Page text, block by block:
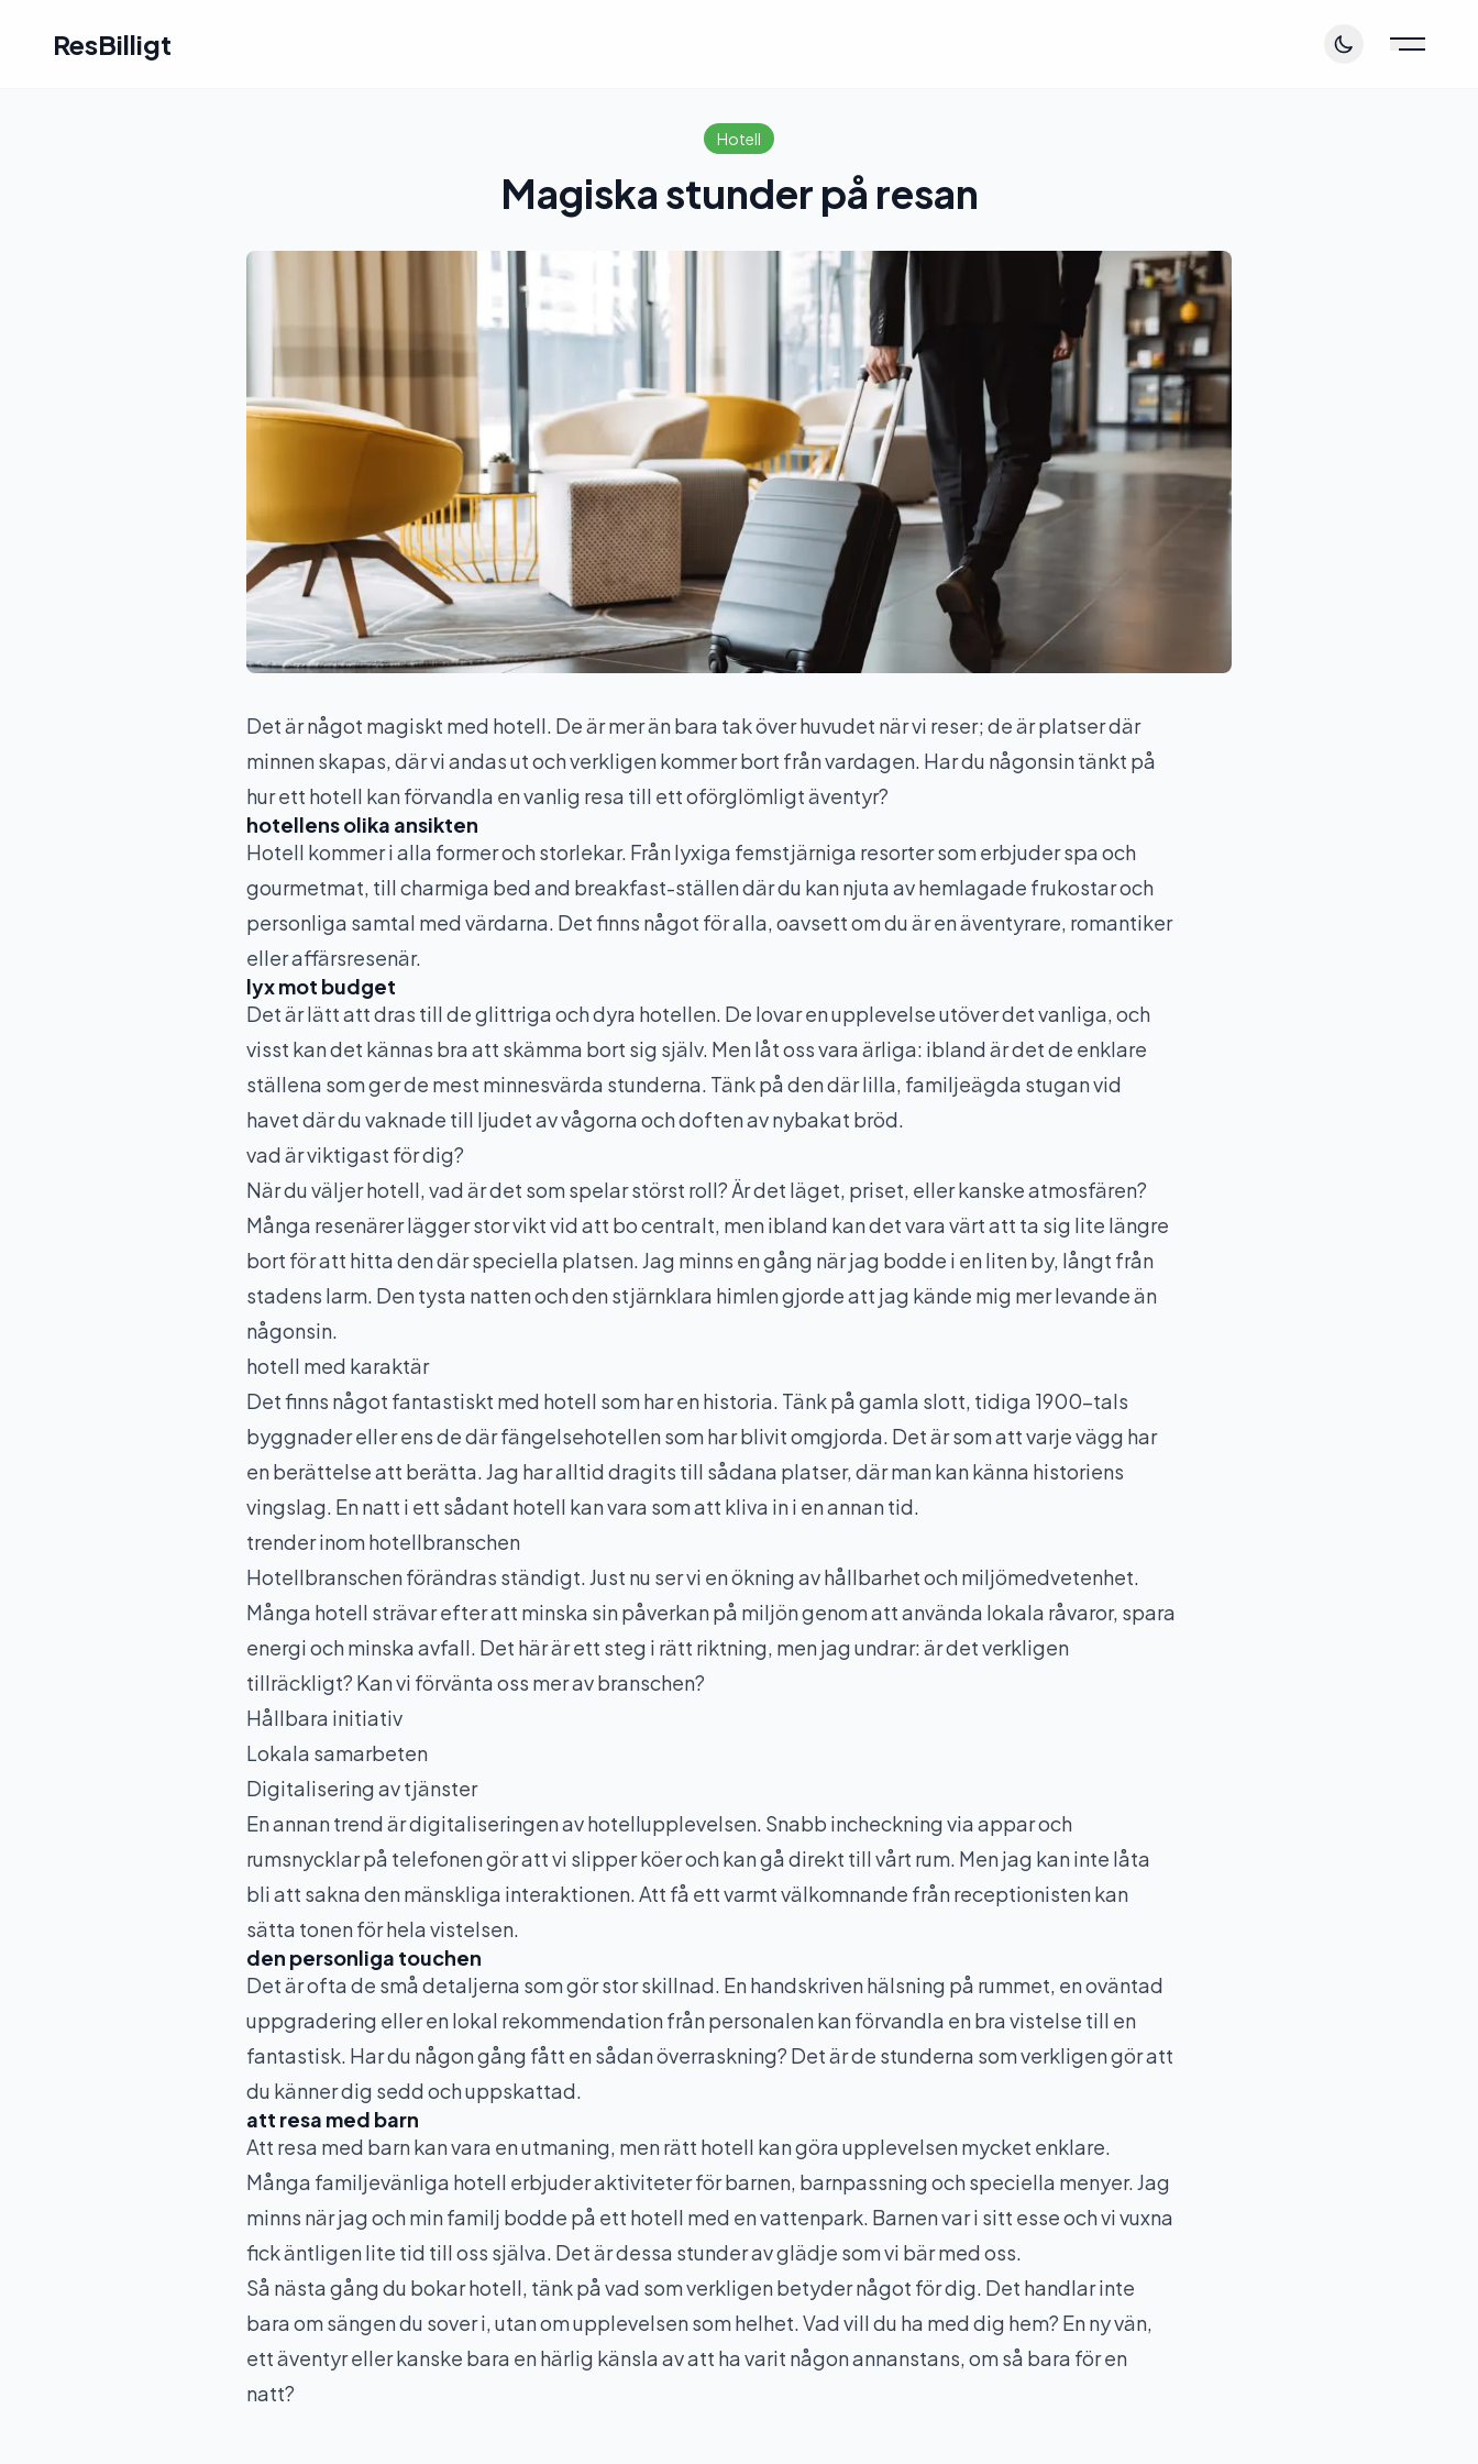
ResBilligt
Hotell
Magiska stunder på resan
Det är något magiskt med hotell. De är mer än bara tak över huvudet när vi reser; de är platser där
minnen skapas, där vi andas ut och verkligen kommer bort från vardagen. Har du någonsin tänkt på
hur ett hotell kan förvandla en vanlig resa till ett oförglömligt äventyr?
hotellens olika ansikten
Hotell kommer i alla former och storlekar. Från lyxiga femstjärniga resorter som erbjuder spa och
gourmetmat, till charmiga bed and breakfast-ställen där du kan njuta av hemlagade frukostar och
personliga samtal med värdarna. Det finns något för alla, oavsett om du är en äventyrare, romantiker
eller affärsresenär.
lyx mot budget
Det är lätt att dras till de glittriga och dyra hotellen. De lovar en upplevelse utöver det vanliga, och
visst kan det kännas bra att skämma bort sig själv. Men låt oss vara ärliga: ibland är det de enklare
ställena som ger de mest minnesvärda stunderna. Tänk på den där lilla, familjeägda stugan vid
havet där du vaknade till ljudet av vågorna och doften av nybakat bröd.
vad är viktigast för dig?
När du väljer hotell, vad är det som spelar störst roll? Är det läget, priset, eller kanske atmosfären?
Många resenärer lägger stor vikt vid att bo centralt, men ibland kan det vara värt att ta sig lite längre
bort för att hitta den där speciella platsen. Jag minns en gång när jag bodde i en liten by, långt från
stadens larm. Den tysta natten och den stjärnklara himlen gjorde att jag kände mig mer levande än
någonsin.
hotell med karaktär
Det finns något fantastiskt med hotell som har en historia. Tänk på gamla slott, tidiga 1900-tals
byggnader eller ens de där fängelsehotellen som har blivit omgjorda. Det är som att varje vägg har
en berättelse att berätta. Jag har alltid dragits till sådana platser, där man kan känna historiens
vingslag. En natt i ett sådant hotell kan vara som att kliva in i en annan tid.
trender inom hotellbranschen
Hotellbranschen förändras ständigt. Just nu ser vi en ökning av hållbarhet och miljömedvetenhet.
Många hotell strävar efter att minska sin påverkan på miljön genom att använda lokala råvaror, spara
energi och minska avfall. Det här är ett steg i rätt riktning, men jag undrar: är det verkligen
tillräckligt? Kan vi förvänta oss mer av branschen?
Hållbara initiativ
Lokala samarbeten
Digitalisering av tjänster
En annan trend är digitaliseringen av hotellupplevelsen. Snabb incheckning via appar och
rumsnycklar på telefonen gör att vi slipper köer och kan gå direkt till vårt rum. Men jag kan inte låta
bli att sakna den mänskliga interaktionen. Att få ett varmt välkomnande från receptionisten kan
sätta tonen för hela vistelsen.
den personliga touchen
Det är ofta de små detaljerna som gör stor skillnad. En handskriven hälsning på rummet, en oväntad
uppgradering eller en lokal rekommendation från personalen kan förvandla en bra vistelse till en
fantastisk. Har du någon gång fått en sådan överraskning? Det är de stunderna som verkligen gör att
du känner dig sedd och uppskattad.
att resa med barn
Att resa med barn kan vara en utmaning, men rätt hotell kan göra upplevelsen mycket enklare.
Många familjevänliga hotell erbjuder aktiviteter för barnen, barnpassning och speciella menyer. Jag
minns när jag och min familj bodde på ett hotell med en vattenpark. Barnen var i sitt esse och vi vuxna
fick äntligen lite tid till oss själva. Det är dessa stunder av glädje som vi bär med oss.
Så nästa gång du bokar hotell, tänk på vad som verkligen betyder något för dig. Det handlar inte
bara om sängen du sover i, utan om upplevelsen som helhet. Vad vill du ha med dig hem? En ny vän,
ett äventyr eller kanske bara en härlig känsla av att ha varit någon annanstans, om så bara för en
natt?